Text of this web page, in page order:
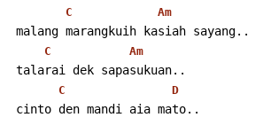
C Am
malang marangkuih kasiah sayang..
C Am
talarai dek sapasukuan..
C D
cinto den mandi aia mato..